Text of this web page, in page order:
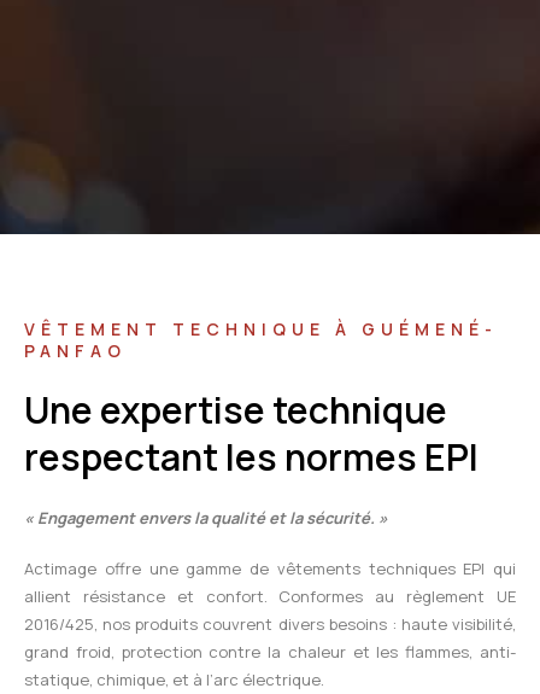
VÊTEMENT TECHNIQUE À GUÉMENÉ-
PANFAO
Une expertise technique
respectant les normes EPI
« Engagement envers la qualité et la sécurité. »
Actimage offre une gamme de vêtements techniques EPI qui
allient résistance et confort. Conformes au règlement UE
2016/425, nos produits couvrent divers besoins : haute visibilité,
grand froid, protection contre la chaleur et les flammes, anti-
statique, chimique, et à l’arc électrique.